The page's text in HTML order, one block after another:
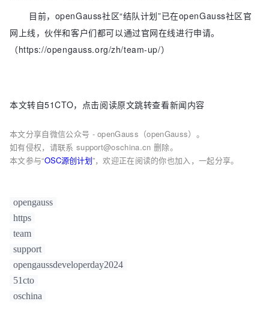
目前，openGauss社区“结队计划”已在openGauss社区官
网上线，伙伴和客户们都可以通过官网在线进行申请。
（https://opengauss.org/zh/team-up/）
本文转自51CTO，点击阅读原文跳转查看新闻内容
本文分享自微信公众号 - openGauss（openGauss）。
如有侵权，请联系 support@oschina.cn 删除。
本文参与“OSC源创计划”，欢迎正在阅读的你也加入，一起分享。
opengauss
https
team
support
opengaussdeveloperday2024
51cto
oschina